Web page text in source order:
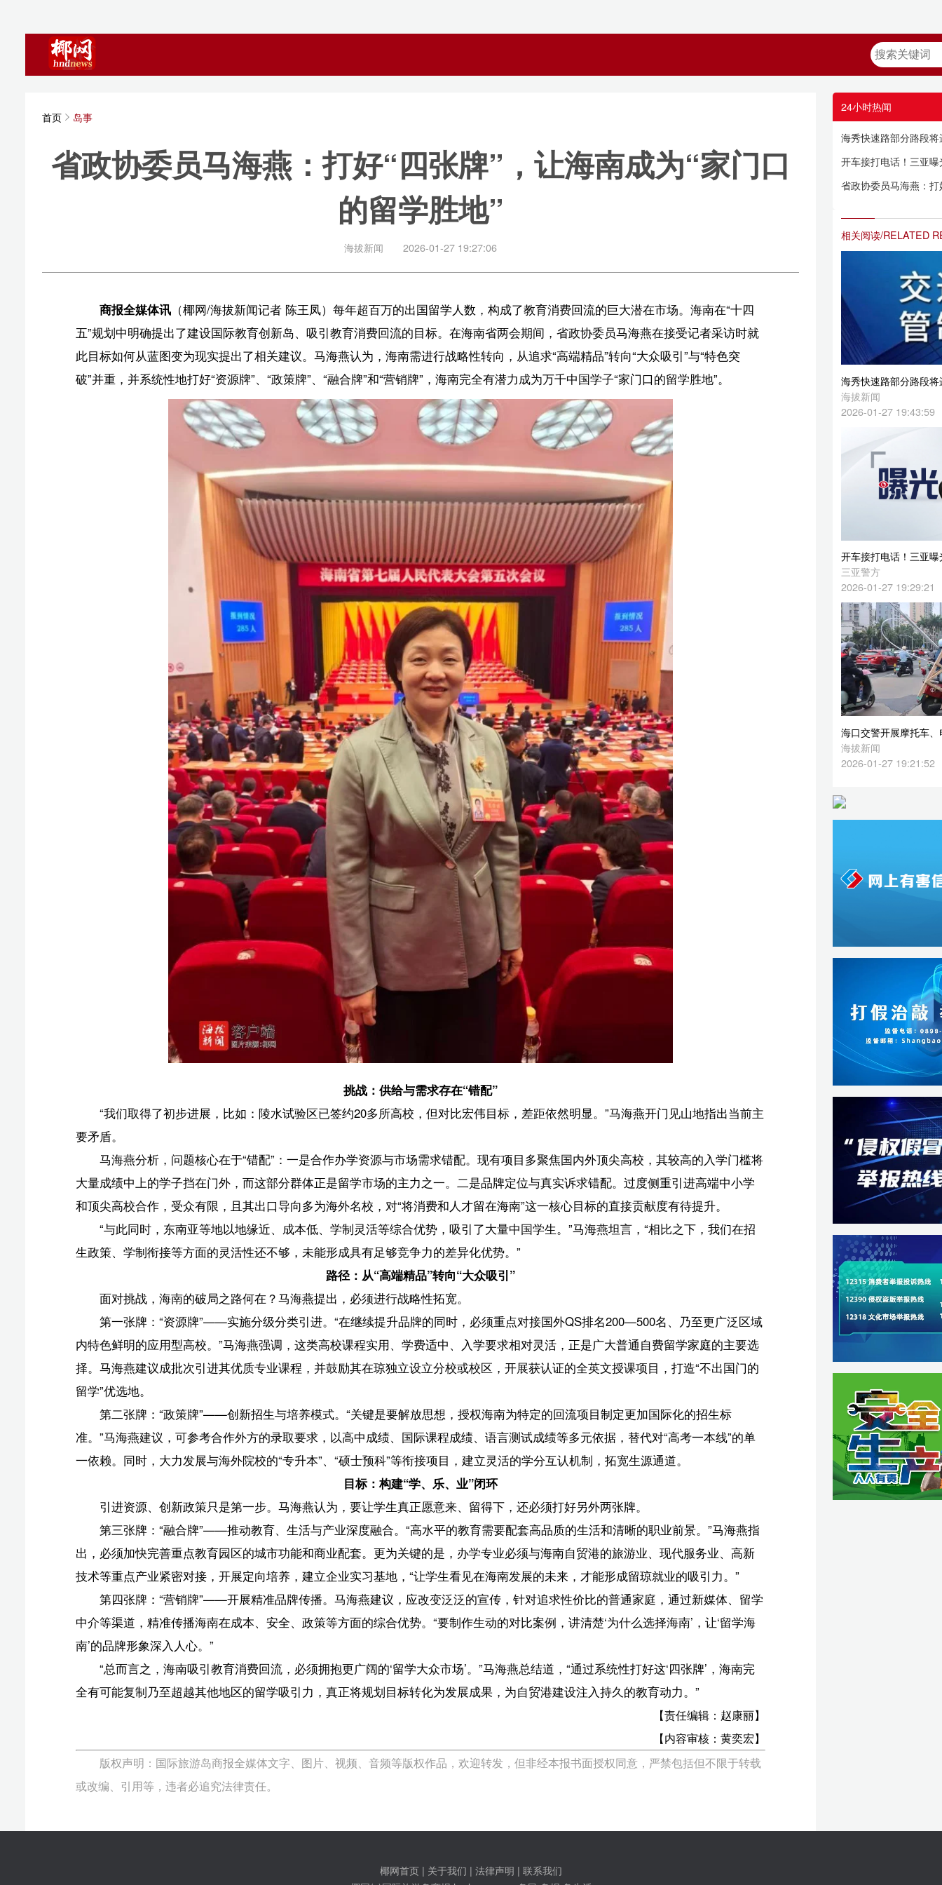
的留学胜地”
2026-01-27 19:27:06
（椰网/海拔新闻记者 陈王凤）每年超百万的出国留学人数，构成了教育消费回流的巨大潜在市场。海南在“十四
五”规划中明确提出了建设国际教育创新岛、吸引教育消费回流的目标。在海南省两会期间，省政协委员马海燕在接受记者采访时就
破”并重，并系统性地打好“资源牌”、“政策牌”、“融合牌”和“营销牌”，海南完全有潜力成为万千中国学子“家门口的留学胜地”。
挑战：供给与需求存在“错配”
“我们取得了初步进展，比如：陵水试验区已签约20多所高校，但对比宏伟目标，差距依然明显。”马海燕开门见山地指出当前主
马海燕分析，问题核心在于“错配”：一是合作办学资源与市场需求错配。现有项目多聚焦国内外顶尖高校，其较高的入学门槛将
大量成绩中上的学子挡在门外，而这部分群体正是留学市场的主力之一。二是品牌定位与真实诉求错配。过度侧重引进高端中小学
和顶尖高校合作，受众有限，且其出口导向多为海外名校，对“将消费和人才留在海南”这一核心目标的直接贡献度有待提升。
“与此同时，东南亚等地以地缘近、成本低、学制灵活等综合优势，吸引了大量中国学生。”马海燕坦言，“相比之下，我们在招
生政策、学制衔接等方面的灵活性还不够，未能形成具有足够竞争力的差异化优势。”
路径：从“高端精品”转向“大众吸引”
面对挑战，海南的破局之路何在？马海燕提出，必须进行战略性拓宽。
第一张牌：“资源牌”——实施分级分类引进。“在继续提升品牌的同时，必须重点对接国外QS排名200—500名、乃至更广泛区域
内特色鲜明的应用型高校。”马海燕强调，这类高校课程实用、学费适中、入学要求相对灵活，正是广大普通自费留学家庭的主要选
择。马海燕建议成批次引进其优质专业课程，并鼓励其在琼独立设立分校或校区，开展获认证的全英文授课项目，打造“不出国门的
留学”优选地。
第二张牌：“政策牌”——创新招生与培养模式。“关键是要解放思想，授权海南为特定的回流项目制定更加国际化的招生标
准。”马海燕建议，可参考合作外方的录取要求，以高中成绩、国际课程成绩、语言测试成绩等多元依据，替代对“高考一本线”的单
一依赖。同时，大力发展与海外院校的“专升本”、“硕士预科”等衔接项目，建立灵活的学分互认机制，拓宽生源通道。
目标：构建“学、乐、业”闭环
引进资源、创新政策只是第一步。马海燕认为，要让学生真正愿意来、留得下，还必须打好另外两张牌。
第三张牌：“融合牌”——推动教育、生活与产业深度融合。“高水平的教育需要配套高品质的生活和清晰的职业前景。”马海燕指
出，必须加快完善重点教育园区的城市功能和商业配套。更为关键的是，办学专业必须与海南自贸港的旅游业、现代服务业、高新
技术等重点产业紧密对接，开展定向培养，建立企业实习基地，“让学生看见在海南发展的未来，才能形成留琼就业的吸引力。”
第四张牌：“营销牌”——开展精准品牌传播。马海燕建议，应改变泛泛的宣传，针对追求性价比的普通家庭，通过新媒体、留学
中介等渠道，精准传播海南在成本、安全、政策等方面的综合优势。“要制作生动的对比案例，讲清楚‘为什么选择海南’，让‘留学海
南’的品牌形象深入人心。”
“总而言之，海南吸引教育消费回流，必须拥抱更广阔的‘留学大众市场’。”马海燕总结道，“通过系统性打好这‘四张牌’，海南完
全有可能复制乃至超越其他地区的留学吸引力，真正将规划目标转化为发展成果，为自贸港建设注入持久的教育动力。”
【内容审核：黄奕宏】
版权声明：国际旅游岛商报全媒体文字、图片、视频、音频等版权作品，欢迎转发，但非经本报书面授权同意，严禁包括但不限于转载
海秀快速路部分路段将进行沥青修复 1月28日夜间起实施交通管制→
海秀快速路部分路段将进行沥青修复 1月28日夜间起实施交通管制→
海拔新闻
2026-01-27 19:43:59
海口交警开展摩托车、电动自行车交通违法行为常态化整治行动
椰网首页|关于我们|法律声明|联系我们
椰网(c)国际旅游岛商报 hndnews.com 岛民 岛报 岛生活
报纸出版许可证号:CN46-0002 互联网新闻信息服务许可证:46120180001
网站备案/许可证号:琼ICP备10001305号-1
琼公网安备46010602000172号